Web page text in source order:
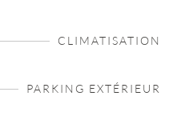
CLIMATISATION
PARKING EXTÉRIEUR